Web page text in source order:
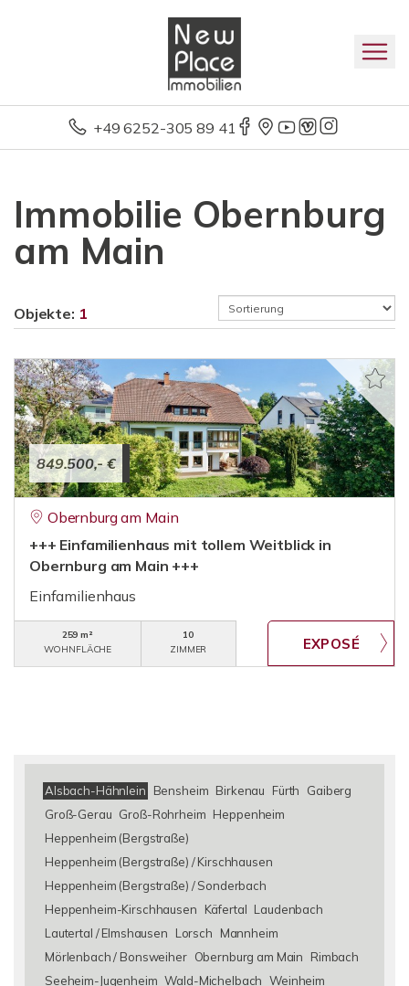
+49 6252-305 89 41
Immobilie Obernburg
am Main
Objekte: 1
849.500,- €
Obernburg am Main
+++ Einfamilienhaus mit tollem Weitblick in
Obernburg am Main +++
Einfamilienhaus
259 m²
WOHNFLÄCHE
10
ZIMMER
Alsbach-Hähnlein Bensheim Birkenau Fürth
Gaiberg
Groß-Gerau Groß-Rohrheim Heppenheim
Heppenheim (Bergstraße)
Heppenheim (Bergstraße) / Kirschhausen
Heppenheim (Bergstraße) / Sonderbach
Heppenheim-Kirschhausen
Käfertal Laudenbach
Lautertal / Elmshausen
Lorsch
Mannheim
Mörlenbach / Bonsweiher Obernburg am Main
Rimbach
Seeheim-Jugenheim Wald-Michelbach Weinheim